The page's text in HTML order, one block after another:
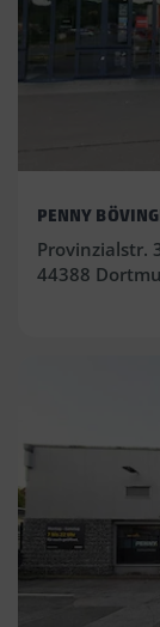
PENNY
Provinzialstr.
44388